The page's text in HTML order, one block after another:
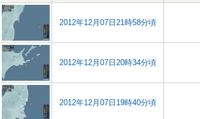
2012年12月07日21時58分頃
2012年12月07日20時34分頃
2012年12月07日19時40分頃